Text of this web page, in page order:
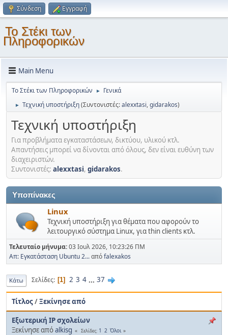
Σύνδεση Εγγραφή
Το Στέκι των
Πληροφορικών
Main Menu
Το Στέκι των Πληροφορικών ► Γενικά
► Τεχνική υποστήριξη(Συντονιστές:alexxtasi,gidarakos)
Τεχνική υποστήριξη
Για προβλήματα εγκαταστάσεων, δικτύου, υλικού κτλ.
Απαντήσεις μπορεί να δίνονται από όλους, δεν είναι ευθύνη των
διαχειριστών.
Συντονιστές: alexxtasi, gidarakos.
Υποπίνακες
Linux
Τεχνική υποστήριξη για θέματα που αφορούν το
λειτουργικό σύστημα Linux, για thin clients κτλ.
Τελευταίο μήνυμα:03 Ιουλ 2026, 10:23:26 ΠΜ
Απ: Εγκατάσταση Ubuntu 2...απόfalexakos
Κάτω Σελίδες 1 2 3 4 ... 37
Τίτλος/Ξεκίνησε από
Εξωτερική IP σχολείων
Ξεκίνησε απόalkisg Σελίδες 1 2 Όλοι